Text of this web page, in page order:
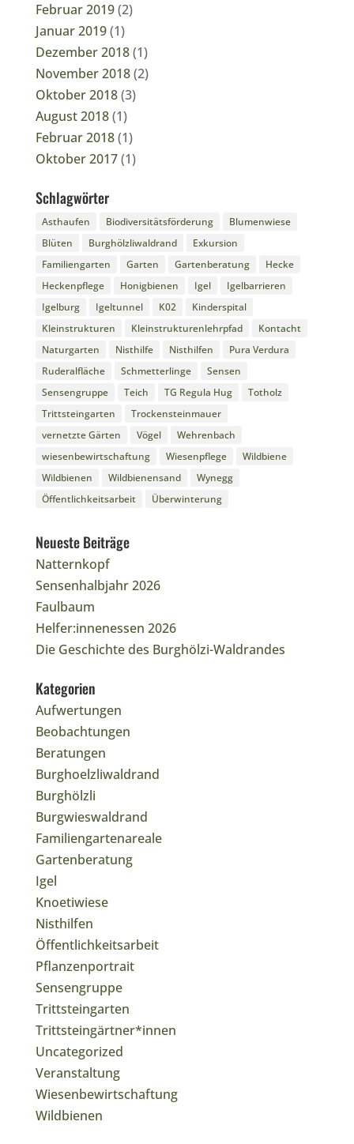
Februar 2019(2)
Januar 2019(1)
Dezember 2018(1)
November 2018(2)
Oktober 2018(3)
August 2018(1)
Februar 2018(1)
Oktober 2017(1)
Schlagwörter
Asthaufen Biodiversitätsförderung
Blumenwiese
Blüten
Burghölzliwaldrand
Exkursion
Familiengarten
Garten Gartenberatung
Hecke
Heckenpflege
Honigbienen Igel
Igelbarrieren
Igelburg
Igeltunnel K02
Kinderspital
Kleinstrukturen
Kleinstrukturenlehrpfad
Kontacht
Naturgarten
Nisthilfe Nisthilfen
Pura Verdura
Ruderalfläche
Schmetterlinge
Sensen
Sensengruppe
Teich TG Regula Hug
Totholz
Trittsteingarten
Trockensteinmauer
vernetzte Gärten
Vögel
Wehrenbach
wiesenbewirtschaftung
Wiesenpflege
Wildbiene
Wildbienen
Wildbienensand
Wynegg
Öffentlichkeitsarbeit
Überwinterung
Neueste Beiträge
Natternkopf
Sensenhalbjahr 2026
Faulbaum
Helfer:innenessen 2026
Die Geschichte des Burghölzi-Waldrandes
Kategorien
Aufwertungen
Beobachtungen
Beratungen
Burghoelzliwaldrand
Burghölzli
Burgwieswaldrand
Familiengartenareale
Gartenberatung
Igel
Knoetiwiese
Nisthilfen
Öffentlichkeitsarbeit
Pflanzenportrait
Sensengruppe
Trittsteingarten
Trittsteingärtner*innen
Uncategorized
Veranstaltung
Wiesenbewirtschaftung
Wildbienen